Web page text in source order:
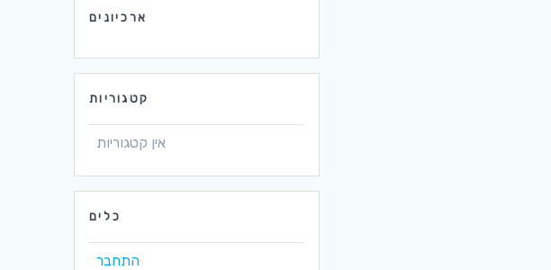
ארכיונים
קטגוריות
אין קטגוריות
כלים
התחבר